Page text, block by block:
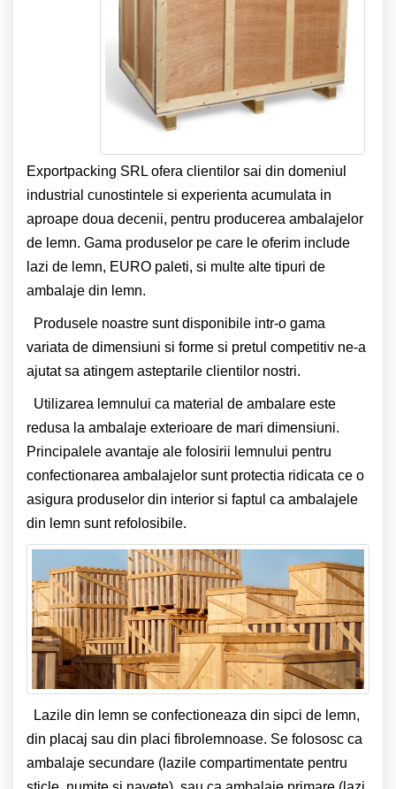
Exportpacking SRL ofera clientilor sai din domeniul
industrial cunostintele si experienta acumulata in
aproape doua decenii, pentru producerea ambalajelor
de lemn. Gama produselor pe care le oferim include
lazi de lemn, EURO paleti, si multe alte tipuri de
ambalaje din lemn.
Produsele noastre sunt disponibile intr-o gama
variata de dimensiuni si forme si pretul competitiv ne-a
ajutat sa atingem asteptarile clientilor nostri.
Utilizarea lemnului ca material de ambalare este
redusa la ambalaje exterioare de mari dimensiuni.
Principalele avantaje ale folosirii lemnului pentru
confectionarea ambalajelor sunt protectia ridicata ce o
asigura produselor din interior si faptul ca ambalajele
din lemn sunt refolosibile.
Lazile din lemn se confectioneaza din sipci de lemn,
din placaj sau din placi fibrolemnoase. Se folososc ca
ambalaje secundare (lazile compartimentate pentru